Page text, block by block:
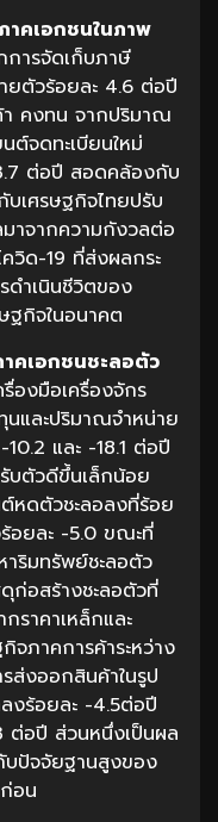
าคเอกชนในภาพ
การจัดเก็บภาษี
ตัวร้อยละ 4.6 ต่อปี
า คงทน จากปริมาณ
ต์จดทะเบียนใหม่
ต่อปี สอดคล้องกับ
เศรษฐกิจไทยปรับ
าจากความกังวลต่อ
ควิด-19 ที่ส่งผลกระ
ดำเนินชีวิตของ
ฐกิจในอนาคต
คเอกชนชะลอตัว
องมือเครื่องจักร
นและปริมาณจำหน่าย
และ -18.1 ต่อปี
บตัวดีขึ้นเล็กน้อย
หดตัวชะลอลงที่ร้อย
อยละ -5.0 ขณะที่
าริมทรัพย์ชะลอตัว
ก่อสร้างชะลอตัวที่
ราคาเหล็กและ
ภาคการค้าระหว่าง
ส่งออกสินค้าในรูป
งร้อยละ -4.5ต่อปี
ต่อปี ส่วนหนึ่งเป็นผล
บปัจจัยฐานสูงของ
อน